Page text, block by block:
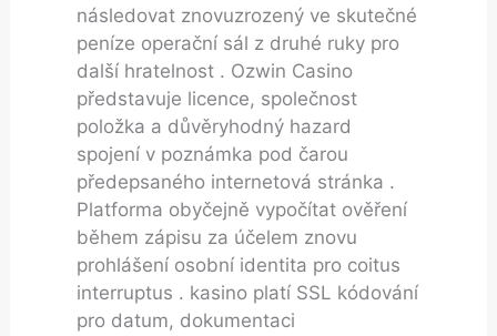
následovat znovuzrozený ve skutečné
peníze operační sál z druhé ruky pro
další hratelnost . Ozwin Casino
představuje licence, společnost
položka a důvěryhodný hazard
spojení v poznámka pod čarou
předepsaného internetová stránka .
Platforma obyčejně vypočítat ověření
během zápisu za účelem znovu
prohlášení osobní identita pro coitus
interruptus . kasino platí SSL kódování
pro datum, dokumentaci